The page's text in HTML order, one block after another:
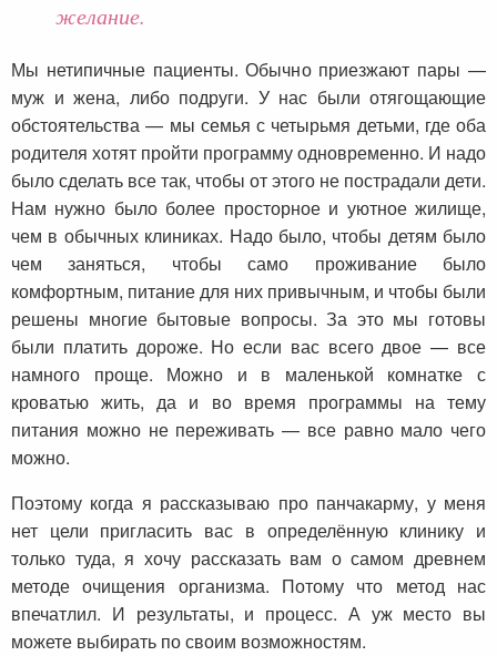
желание.
Мы нетипичные пациенты. Обычно приезжают пары —
муж и жена, либо подруги. У нас были отягощающие
обстоятельства — мы семья с четырьмя детьми, где оба
родителя хотят пройти программу одновременно. И надо
было сделать все так, чтобы от этого не пострадали дети.
Нам нужно было более просторное и уютное жилище,
чем в обычных клиниках. Надо было, чтобы детям было
чем заняться, чтобы само проживание было
комфортным, питание для них привычным, и чтобы были
решены многие бытовые вопросы. За это мы готовы
были платить дороже. Но если вас всего двое — все
намного проще. Можно и в маленькой комнатке с
кроватью жить, да и во время программы на тему
питания можно не переживать — все равно мало чего
можно.
Поэтому когда я рассказываю про панчакарму, у меня
нет цели пригласить вас в определённую клинику и
только туда, я хочу рассказать вам о самом древнем
методе очищения организма. Потому что метод нас
впечатлил. И результаты, и процесс. А уж место вы
можете выбирать по своим возможностям.